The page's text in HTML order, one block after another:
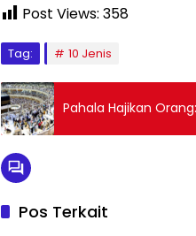
Post Views: 358
Tag: 10 Jenis
Pahala Hajikan
Pos Terkait